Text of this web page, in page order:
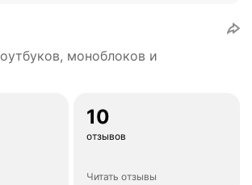
моноблоков и
10
отзывов
Читать отзывы